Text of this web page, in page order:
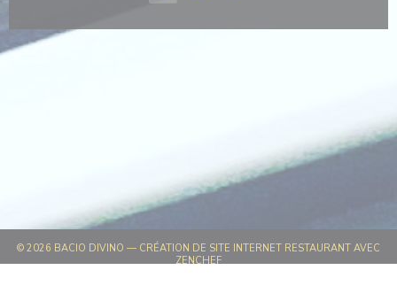
© 2026 BACIO DIVINO — CRÉATION DE SITE INTERNET RESTAURANT AVEC
ZENCHEF((OUVRE UNE NOUVELLE FENÊTRE))